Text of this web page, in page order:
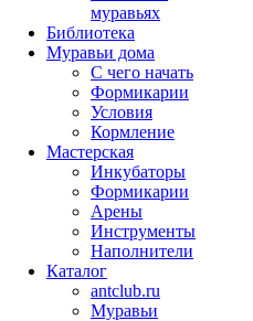
муравьях
Библиотека
Муравьи дома
С чего начать
Формикарии
Условия
Кормление
Мастерская
Инкубаторы
Формикарии
Арены
Инструменты
Наполнители
Каталог
antclub.ru
Муравьи